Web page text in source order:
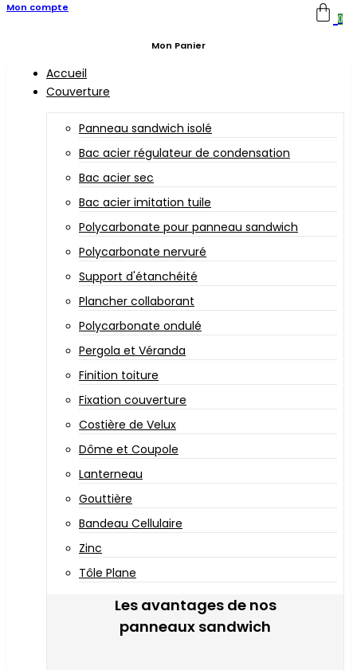
Mon compte
0
Mon Panier
Accueil
Couverture
Panneau sandwich isolé
Bac acier régulateur de condensation
Bac acier sec
Bac acier imitation tuile
Polycarbonate pour panneau sandwich
Polycarbonate nervuré
Support d'étanchéité
Plancher collaborant
Polycarbonate ondulé
Pergola et Véranda
Finition toiture
Fixation couverture
Costière de Velux
Dôme et Coupole
Lanterneau
Gouttière
Bandeau Cellulaire
Zinc
Tôle Plane
Les avantages de nos
panneaux sandwich